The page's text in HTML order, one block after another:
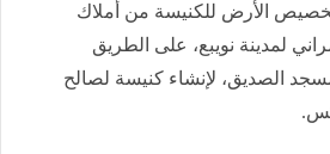
الأرض للكنيسة من أملاك
لمدينة نويبع، على الطريق
الصديق، لإنشاء كنيسة لصالح